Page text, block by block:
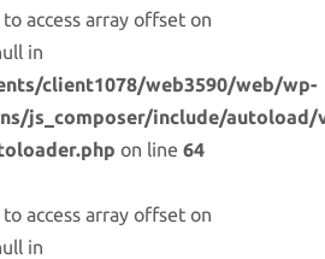
to access array offset on
in
client1078/web3590/web/wp-
js_composer/include/autoload/
on line 64
to access array offset on
in